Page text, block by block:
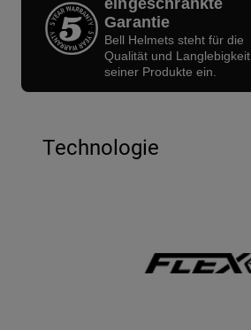
eingeschränkte
Garantie
Bell Helmets steht für die
Qualität und Langlebigkeit
seiner Produkte ein.
Technologie